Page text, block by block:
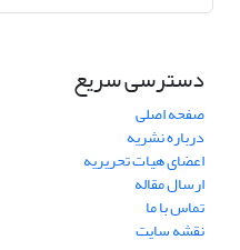
دسترسی سریع
صفحه اصلی
درباره نشریه
اعضای هیات تحریریه
ارسال مقاله
تماس با ما
نقشه سایت